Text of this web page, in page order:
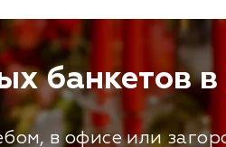
банкетов
в офисе или